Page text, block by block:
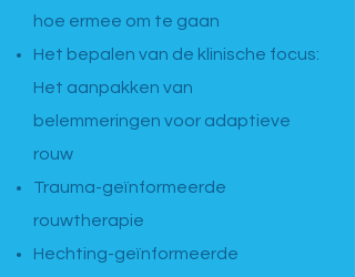
hoe ermee om te gaan
Het bepalen van de klinische focus:
Het aanpakken van
belemmeringen voor adaptieve
rouw
Trauma-geïnformeerde
rouwtherapie
Hechting-geïnformeerde